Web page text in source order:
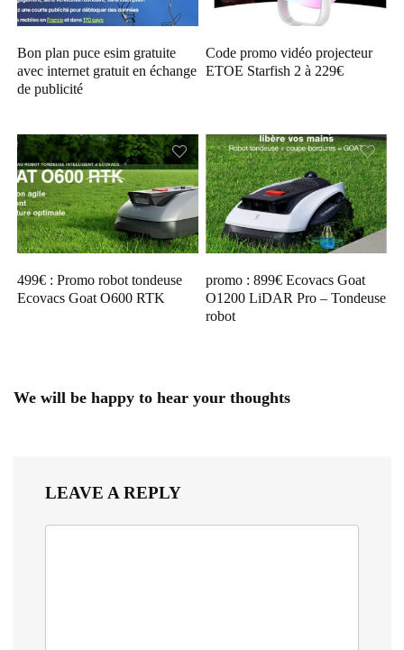
Bon plan puce esim gratuite
avec internet gratuit en échange
de publicité
Code promo vidéo projecteur
ETOE Starfish 2 à 229€
499€ : Promo robot tondeuse
Ecovacs Goat O600 RTK
promo : 899€ Ecovacs Goat
O1200 LiDAR Pro – Tondeuse
robot
We will be happy to hear your thoughts
LEAVE A REPLY